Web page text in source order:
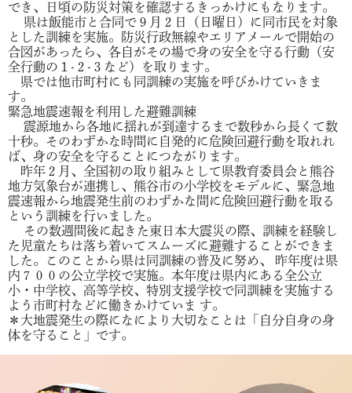
でき、日頃の防災対策を確認するきっかけにもなります。
県は飯能市と合同で９月２日（日曜日）に同市民を対象
とした訓練を実施。防災行政無線やエリアメールで開始の
合図があったら、各自がその場で身の安全を守る行動（安
全行動の１-２-３など）を取ります。
県では他市町村にも同訓練の実施を呼びかけていきま
す。
緊急地震速報を利用した避難訓練
震源地から各地に揺れが到達するまで数秒から長くて数
十秒。そのわずかな時間に自発的に危険回避行動を取れれ
ば、身の安全を守ることにつながります。
昨年２月、全国初の取り組みとして県教育委員会と熊谷
地方気象台が連携し、熊谷市の小学校をモデルに、緊急地
震速報から地震発生前のわずかな間に危険回避行動を取る
という訓練を行いました。
その数週間後に起きた東日本大震災の際、訓練を経験し
た児童たちは落ち着いてスムーズに避難することができま
した。このことから県は同訓練の普及に努め、 昨年度は県
内７００の公立学校で実施。本年度は県内にある全公立
小・中学校、高等学校、特別支援学校で同訓練を実施する
よう市町村などに働きかけていま す。
＊大地震発生の際になにより大切なことは「自分自身の身
体を守ること」です。